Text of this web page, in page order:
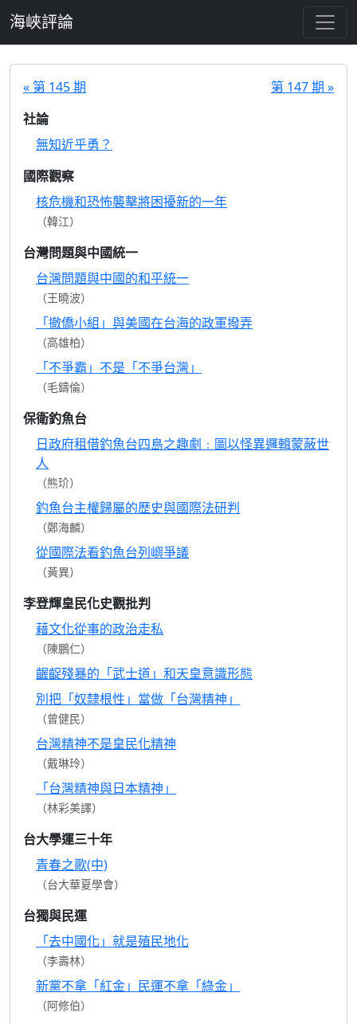
海峽評論
« 第 145 期
第 147 期 »
社論
無知近乎勇？
國際觀察
核危機和恐怖襲擊將困擾新的一年
（韓江）
台灣問題與中國統一
台灣問題與中國的和平統一
（王曉波）
「撤僑小組」與美國在台海的政軍撥弄
（高雄柏）
「不爭霸」不是「不爭台灣」
（毛鑄倫）
保衛釣魚台
日政府租借釣魚台四島之趣劇﹕圖以怪異邏輯蒙蔽世
人
（熊玠）
釣魚台主權歸屬的歷史與國際法研判
（鄭海麟）
從國際法看釣魚台列嶼爭議
（黃異）
李登輝皇民化史觀批判
藉文化從事的政治走私
（陳鵬仁）
齷齪殘暴的「武士道」和天皇意識形態
別把「奴隸根性」當做「台灣精神」
（曾健民）
台灣精神不是皇民化精神
（戴琳玲）
「台灣精神與日本精神」
（林彩美譯）
台大學運三十年
青春之歌(中)
（台大華夏學會）
台獨與民運
「去中國化」就是殖民地化
（李壽林）
新黨不拿「紅金」民運不拿「綠金」
（阿修伯）